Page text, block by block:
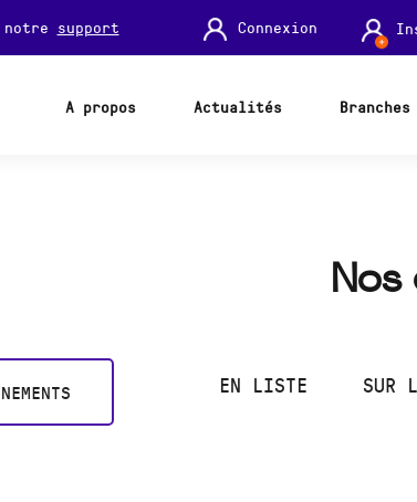
support Connexion
A propos Actualités Branches
Nos
EN LISTE SUR